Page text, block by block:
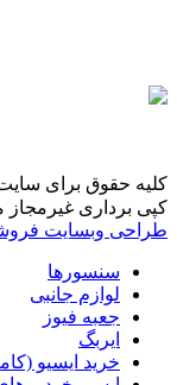
کلیه حقوق برای
کپی برداری غیرمجاز
طراحی وبسایت
سنسورها
لوازم جانبی
جعبه فیوز
ایربگ
خرید ایسیو